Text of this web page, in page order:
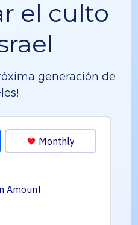
el culto
generación de